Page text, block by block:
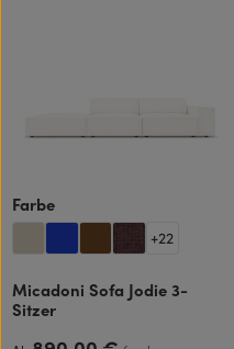
Farbeauswählen
+22
Micadoni Sofa Jodie 3-
Sitzer
Regulärer Preis: